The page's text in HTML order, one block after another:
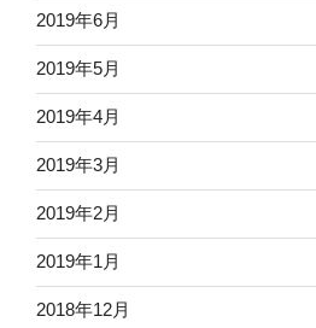
2019年6月
2019年5月
2019年4月
2019年3月
2019年2月
2019年1月
2018年12月